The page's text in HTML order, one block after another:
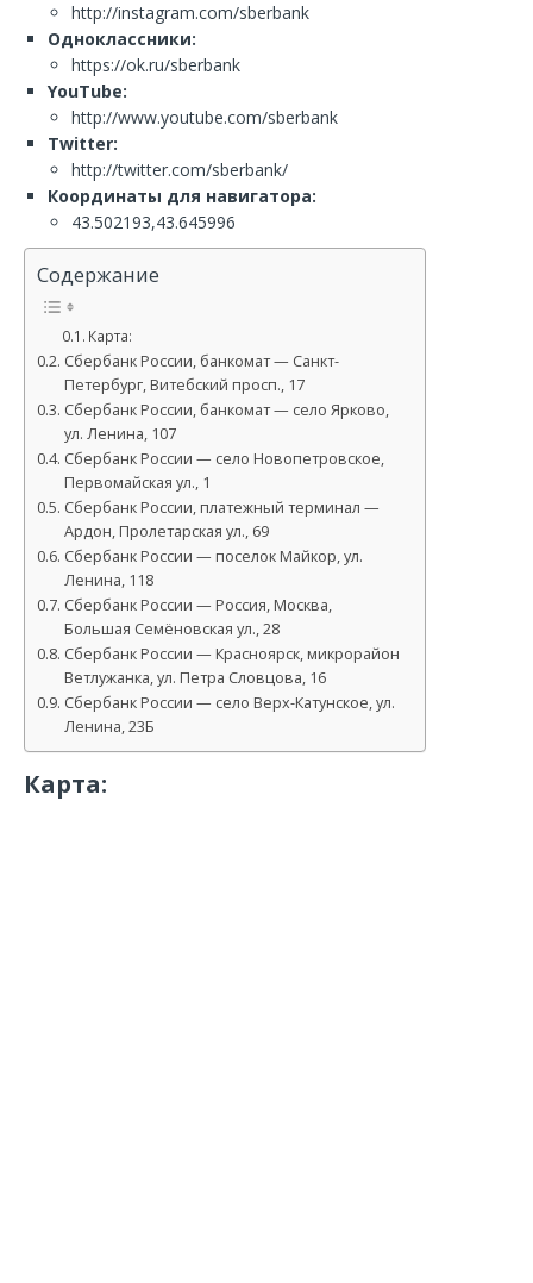
http://instagram.com/sberbank
Одноклассники:
https://ok.ru/sberbank
YouTube:
http://www.youtube.com/sberbank
Twitter:
http://twitter.com/sberbank/
Координаты для навигатора:
43.502193,43.645996
Содержание
Карта:
Сбербанк России, банкомат — Санкт-
Петербург, Витебский просп., 17
Сбербанк России, банкомат — село Ярково,
ул. Ленина, 107
Сбербанк России — село Новопетровское,
Первомайская ул., 1
Сбербанк России, платежный терминал —
Ардон, Пролетарская ул., 69
Сбербанк России — поселок Майкор, ул.
Ленина, 118
Сбербанк России — Россия, Москва,
Большая Семёновская ул., 28
Сбербанк России — Красноярск, микрорайон
Ветлужанка, ул. Петра Словцова, 16
Сбербанк России — село Верх-Катунское, ул.
Ленина, 23Б
Карта: